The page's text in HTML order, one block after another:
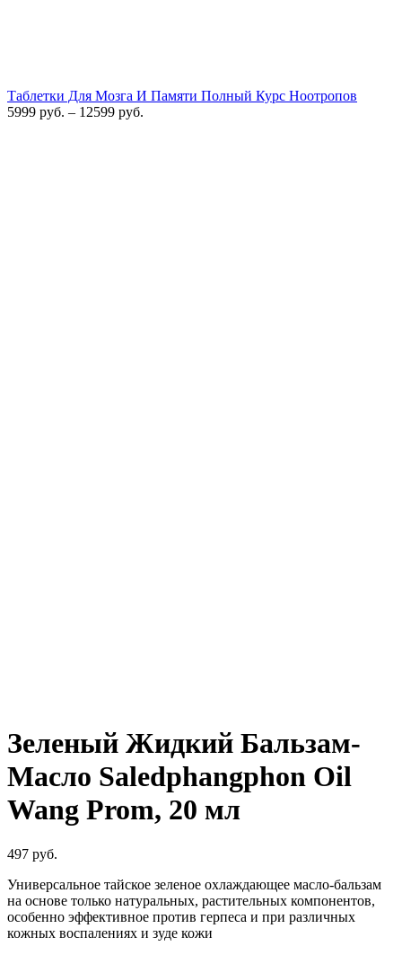
Таблетки Для Мозга И Памяти Полный Курс Ноотропов
5999 руб. – 12599 руб.
Зеленый Жидкий Бальзам-
Масло Saledphangphon Oil
Wang Prom, 20 мл
497 руб.
Универсальное тайское зеленое охлаждающее масло-бальзам
на основе только натуральных, растительных компонентов,
особенно эффективное против герпеса и при различных
кожных воспалениях и зуде кожи